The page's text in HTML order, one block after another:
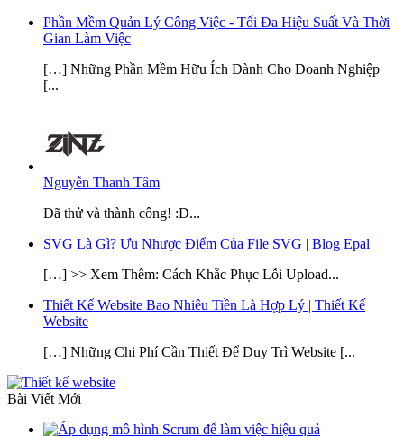
Phần Mềm Quản Lý Công Việc - Tối Đa Hiệu Suất Và Thời
Gian Làm Việc
[…] Những Phần Mềm Hữu Ích Dành Cho Doanh Nghiệp
[...
Nguyễn Thanh Tâm
Đã thử và thành công! :D...
SVG Là Gì? Ưu Nhược Điểm Của File SVG | Blog Epal
[…] >> Xem Thêm: Cách Khắc Phục Lỗi Upload...
Thiết Kế Website Bao Nhiêu Tiền Là Hợp Lý | Thiết Kế
Website
[…] Những Chi Phí Cần Thiết Để Duy Trì Website [...
Bài Viết Mới